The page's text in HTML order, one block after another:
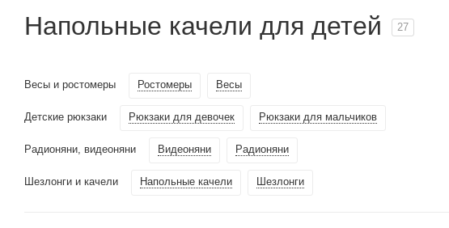
Напольные качели для детей 27
Весы и ростомеры Ростомеры Весы
Детские рюкзаки Рюкзаки для девочек Рюкзаки для мальчиков
Радионяни, видеоняни Видеоняни Радионяни
Шезлонги и качели Напольные качели Шезлонги